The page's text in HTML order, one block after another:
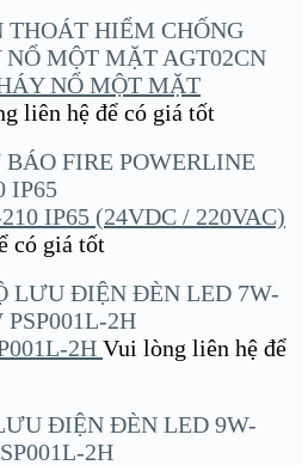
NỔ MỘT MẶT
liên hệ để có giá tốt
IP65 (24VDC / 220VAC)
có giá tốt
2H Vui lòng liên hệ để